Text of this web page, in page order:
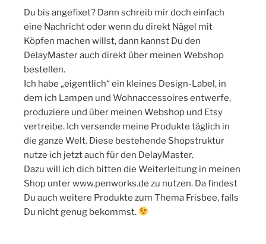
Du bis angefixet? Dann schreib mir doch einfach
eine Nachricht oder wenn du direkt Nägel mit
Köpfen machen willst, dann kannst Du den
DelayMaster auch direkt über meinen Webshop
bestellen.
Ich habe „eigentlich“ ein kleines Design-Label, in
dem ich Lampen und Wohnaccessoires entwerfe,
produziere und über meinen Webshop und Etsy
vertreibe. Ich versende meine Produkte täglich in
die ganze Welt. Diese bestehende Shopstruktur
nutze ich jetzt auch für den DelayMaster.
Dazu will ich dich bitten die Weiterleitung in meinen
Shop unter www.penworks.de zu nutzen. Da findest
Du auch weitere Produkte zum Thema Frisbee, falls
Du nicht genug bekommst.